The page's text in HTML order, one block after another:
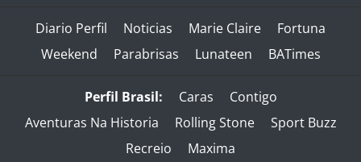
Diario Perfil Noticias Marie Claire
Fortuna
Weekend
Parabrisas Lunateen BATimes
Perfil Brasil: Caras
Contigo
Aventuras Na Historia
Rolling Stone
Sport Buzz
Recreio
Maxima